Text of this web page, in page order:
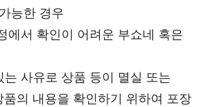
능한 경우
에서 확인이 어려운 부쇼네 혹은
는 사유로 상품 등이 멸실 또는
품의 내용을 확인하기 위하여 포장